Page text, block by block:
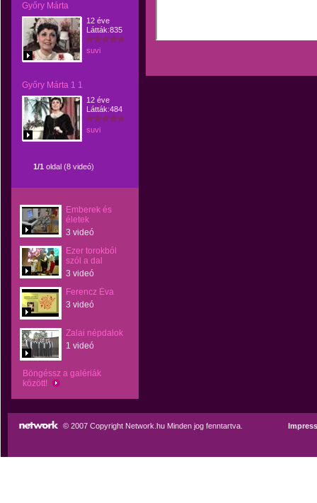
Győry Márta
12 éve
Látták:835
suvi
Győry Márta 1 1
12 éve
Látták:484
suvi
1/1 oldal (8 videó)
Emberek és
életek
3 videó
Ezer torokból
szól a dal
3 videó
Ferencz Éva
3 videó
Zalai népdalok
1 videó
Böngéssz a galériák
között!
© 2007 Copyright Network.hu Minden jog fenntartva.